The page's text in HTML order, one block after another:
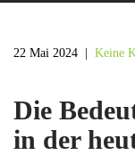
22 Mai 2024 Keine
Die
in der